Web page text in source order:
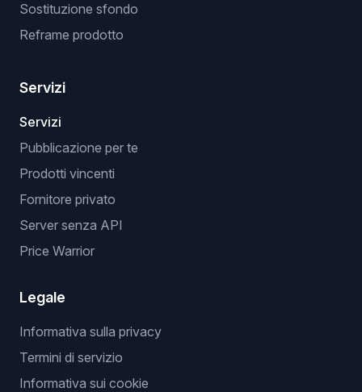
Sostituzione sfondo
Reframe prodotto
Servizi
Servizi
Pubblicazione per te
Prodotti vincenti
Fornitore privato
Server senza API
Price Warrior
Legale
Informativa sulla privacy
Termini di servizio
Informativa sui cookie